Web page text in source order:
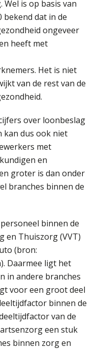
is op basis van
bekend dat in de
ongeveer
heeft met
Het is niet
van de rest van de
over loonbeslag
kan dus ook niet
met
en
groter is dan onder
branches binnen de
binnen de
en Thuiszorg (VVT)
(bron:
Daarmee ligt het
in andere branches
voor een groot deel
binnen de
van de
een stuk
binnen zorg en